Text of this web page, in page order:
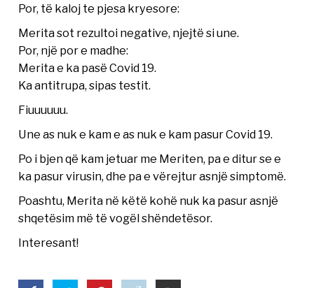
Por, të kaloj te pjesa kryesore:
Merita sot rezultoi negative, njejtë si une.
Por, një por e madhe:
Merita e ka pasë Covid 19.
Ka antitrupa, sipas testit.
Fiuuuuuu.
Une as nuk e kam e as nuk e kam pasur Covid 19.
Po i bjen që kam jetuar me Meriten, pa e ditur se e
ka pasur virusin, dhe pa e vërejtur asnjë simptomë.
Poashtu, Merita në këtë kohë nuk ka pasur asnjë
shqetësim më të vogël shëndetësor.
Interesant!